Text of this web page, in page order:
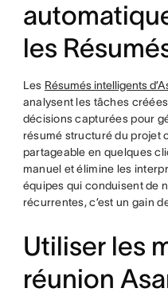
les
Les Résumés intelligents
analysent les tâches
décisions capturées pour
résumé structuré du projet
partageable en quelques
manuel et élimine les
équipes qui conduisent de
récurrentes, c’est un gain
Utiliser les
réunion